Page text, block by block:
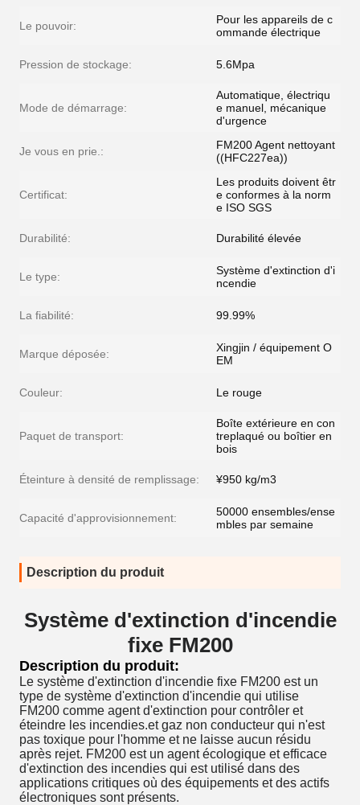
Le pouvoir:
Pour les appareils de c
ommande électrique
Pression de stockage: 5.6Mpa
Mode de démarrage:
Automatique, électriqu
e manuel, mécanique
d'urgence
Je vous en prie.:
FM200 Agent nettoyant
((HFC227ea))
Certificat:
Les produits doivent êtr
e conformes à la norm
e ISO SGS
Durabilité: Durabilité élevée
Le type:
Système d'extinction d'i
ncendie
La fiabilité: 99.99%
Marque déposée:
Xingjin / équipement O
EM
Couleur: Le rouge
Paquet de transport:
Boîte extérieure en con
treplaqué ou boîtier en
bois
Éteinture à densité de remplissage: ¥950 kg/m3
Capacité d'approvisionnement:
50000 ensembles/ense
mbles par semaine
Description du produit
Système d'extinction d'incendie
fixe FM200
Description du produit:
Le système d'extinction d'incendie fixe FM200 est un
type de système d'extinction d'incendie qui utilise
FM200 comme agent d'extinction pour contrôler et
éteindre les incendies.et gaz non conducteur qui n'est
pas toxique pour l'homme et ne laisse aucun résidu
après rejet. FM200 est un agent écologique et efficace
d'extinction des incendies qui est utilisé dans des
applications critiques où des équipements et des actifs
électroniques sont présents.